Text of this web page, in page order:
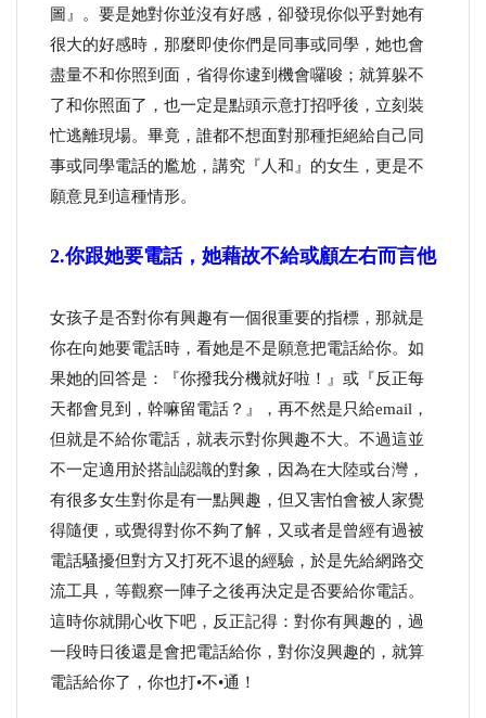
圖』。要是她對你並沒有好感，卻發現你似乎對她有
很大的好感時，那麼即使你們是同事或同學，她也會
盡量不和你照到面，省得你逮到機會囉唆；就算躲不
了和你照面了，也一定是點頭示意打招呼後，立刻裝
忙逃離現場。畢竟，誰都不想面對那種拒絕給自己同
事或同學電話的尷尬，講究『人和』的女生，更是不
願意見到這種情形。
2.你跟她要電話，她藉故不給或顧左右而言他
女孩子是否對你有興趣有一個很重要的指標，那就是
你在向她要電話時，看她是不是願意把電話給你。如
果她的回答是：『你撥我分機就好啦！』或『反正每
天都會見到，幹嘛留電話？』，再不然是只給email，
但就是不給你電話，就表示對你興趣不大。不過這並
不一定適用於搭訕認識的對象，因為在大陸或台灣，
有很多女生對你是有一點興趣，但又害怕會被人家覺
得隨便，或覺得對你不夠了解，又或者是曾經有過被
電話騷擾但對方又打死不退的經驗，於是先給網路交
流工具，等觀察一陣子之後再決定是否要給你電話。
這時你就開心收下吧，反正記得：對你有興趣的，過
一段時日後還是會把電話給你，對你沒興趣的，就算
電話給你了，你也打•不•通！